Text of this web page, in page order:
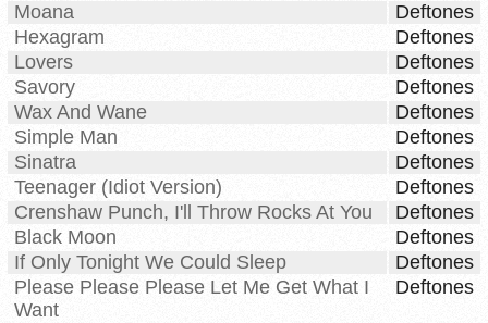
Moana
Deftones
Hexagram
Deftones
Lovers
Deftones
Savory
Deftones
Wax And Wane
Deftones
Simple Man
Deftones
Sinatra
Deftones
Teenager (Idiot Version)
Deftones
Crenshaw Punch, I'll Throw Rocks At You
Deftones
Black Moon
Deftones
If Only Tonight We Could Sleep
Deftones
Please Please Please Let Me Get What I
Want
Deftones